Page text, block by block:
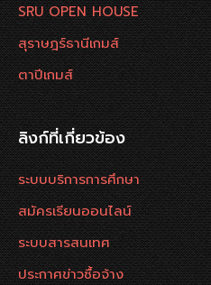
SRU OPEN HOUSE
สุราษฎร์ธานีเกมส์
ตาปีเกมส์
ลิงก์ที่เกี่ยวข้อง
ระบบบริการการศึกษา
สมัครเรียนออนไลน์
ระบบสารสนเทศ
ประกาศข่าวซื้อจ้าง